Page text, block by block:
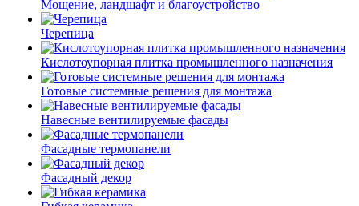
Мощение, ландшафт и благоустройство
Черепица
Кислотоупорная плитка промышленного назначения
Готовые системные решения для монтажа
Навесные вентилируемые фасады
Фасадные термопанели
Фасадный декор